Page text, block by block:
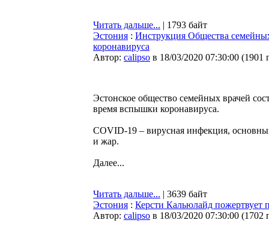
Читать дальше... | 1793 байт
Эстония : Инструкция Общества
коронавируса
Автор: calipso в 18/03/2020 07:30:00 (1901
Эстонское общество семейных врачей
время вспышки коронавируса.
COVID-19 – вирусная инфекция,
и жар.
Далее...
Читать дальше... | 3639 байт
Эстония : Керсти Кальюлайд пожертвует
Автор: calipso в 18/03/2020 07:30:00 (1702